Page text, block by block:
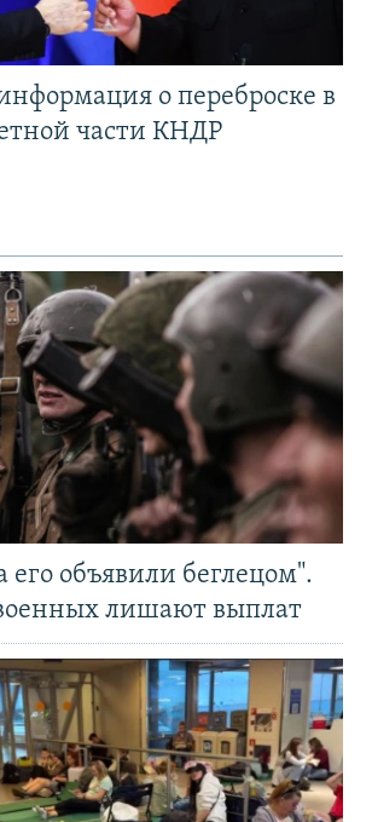
о переброске в
части КНДР
его объявили беглецом".
лишают выплат